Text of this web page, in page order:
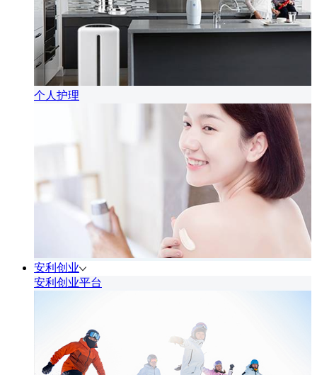
个人护理
安利创业
安利创业平台